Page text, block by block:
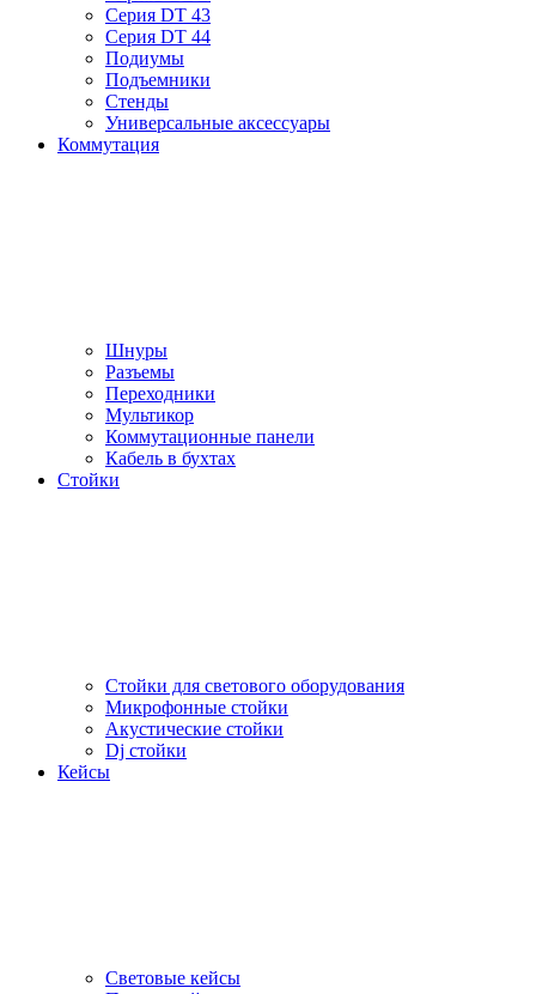
Серия DT 43
Серия DT 44
Подиумы
Подъемники
Стенды
Универсальные аксессуары
Коммутация
Шнуры
Разъемы
Переходники
Мультикор
Коммутационные панели
Кабель в бухтах
Стойки
Стойки для светового оборудования
Микрофонные стойки
Акустические стойки
Dj стойки
Кейсы
Световые кейсы